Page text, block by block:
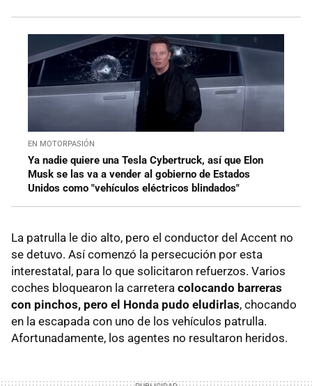
EN MOTORPASIÓN
Ya nadie quiere una Tesla Cybertruck, así que Elon
Musk se las va a vender al gobierno de Estados
Unidos como "vehículos eléctricos blindados"
La patrulla le dio alto, pero el conductor del Accent no
se detuvo. Así comenzó la persecución por esta
interestatal, para lo que solicitaron refuerzos. Varios
coches bloquearon la carretera colocando barreras
con pinchos, pero el Honda pudo eludirlas, chocando
en la escapada con uno de los vehículos patrulla.
Afortunadamente, los agentes no resultaron heridos.